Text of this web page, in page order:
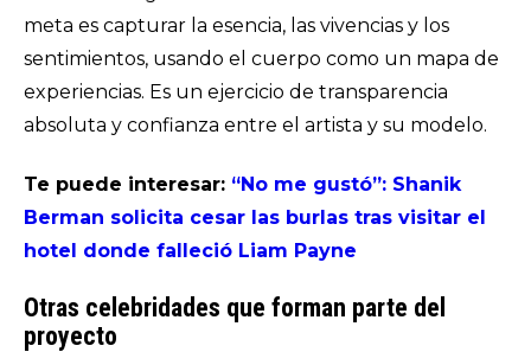
meta es capturar la esencia, las vivencias y los
sentimientos, usando el cuerpo como un mapa de
experiencias. Es un ejercicio de transparencia
absoluta y confianza entre el artista y su modelo.
Te puede interesar: “No me gustó”: Shanik
Berman solicita cesar las burlas tras visitar el
hotel donde falleció Liam Payne
Otras celebridades que forman parte del
proyecto